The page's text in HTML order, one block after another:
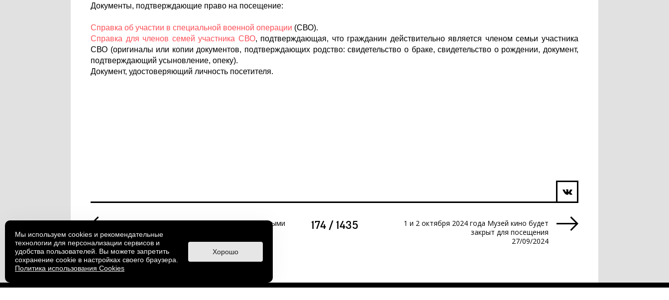
Документы, подтверждающие право на посещение:
Справка об участии в специальной военной операции (СВО).
Справка для членов семей участника СВО, подтверждающая, что гражданин действительно является членом семьи участника
СВО (оригиналы или копии документов, подтверждающих родство: свидетельство о браке, свидетельство о рождении, документ,
подтверждающий усыновление, опеку).
Документ, удостоверяющий личность посетителя.
В ДНР открылся детский центр с выставочными
проектами Музея кино
02/10/2024
174 / 1435
1 и 2 октября 2024 года Музей кино будет
закрыт для посещения
27/09/2024
Мы используем cookies и рекомендательные
технологии для персонализации сервисов и
удобства пользователей. Вы можете запретить
сохранение cookie в настройках своего браузера.
Политика использования Cookies
Хорошо